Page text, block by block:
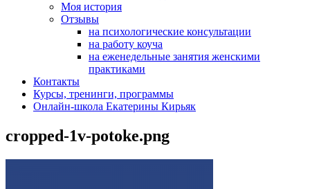
Моя история
Отзывы
на психологические консультации
на работу коуча
на еженедельные занятия женскими
практиками
Контакты
Курсы, тренинги, программы
Онлайн-школа Екатерины Кирьяк
cropped-1v-potoke.png